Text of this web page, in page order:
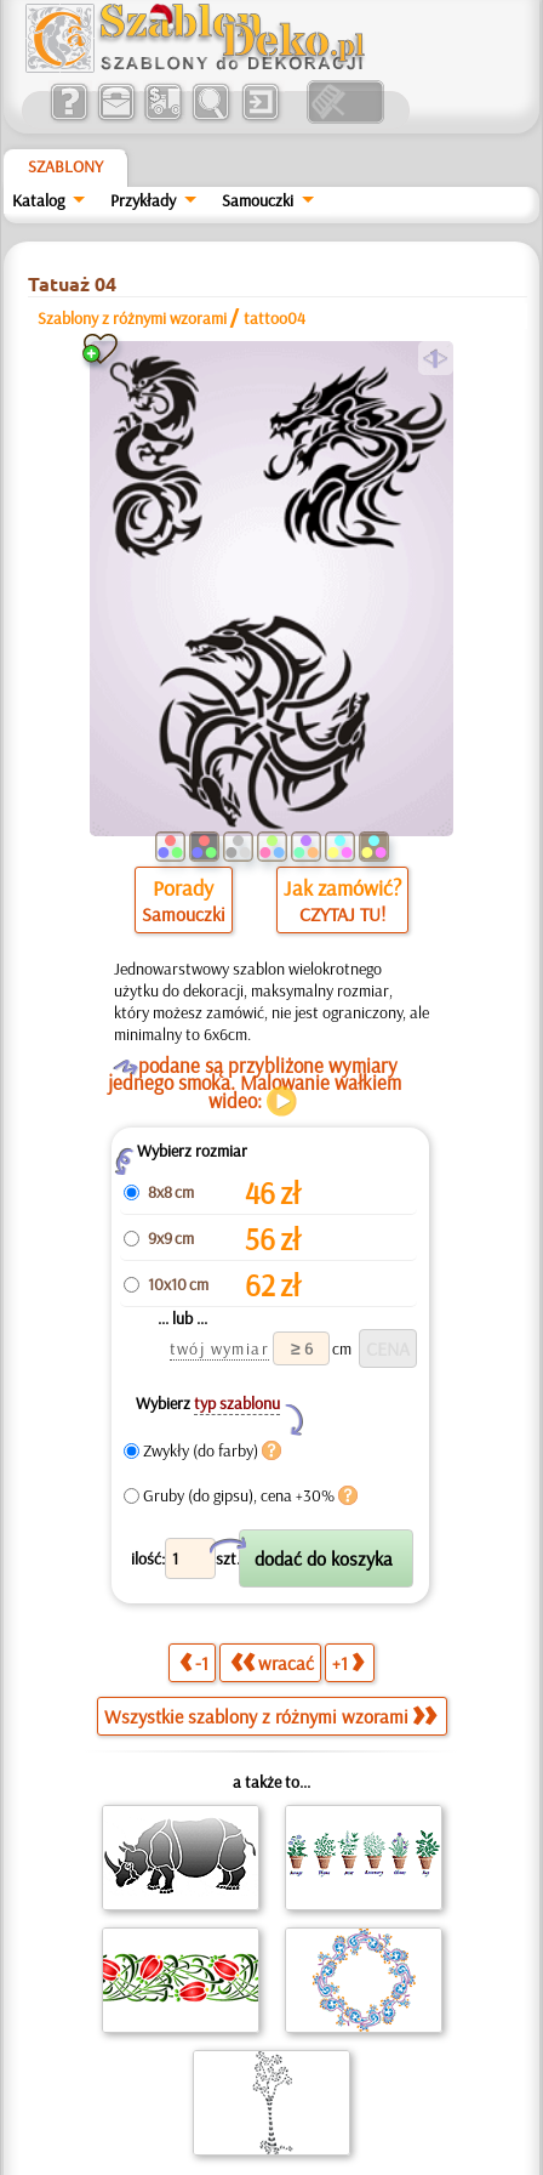
SZABLONY
Katalog
Przykłady Samouczki
Tatuaż 04
Szablony z różnymi wzorami /tattoo04
a
Porady
Samouczki
Jak zamówić?
CZYTAJ TU!
Jednowarstwowy szablon wielokrotnego
użytku do dekoracji, maksymalny rozmiar,
który możesz zamówić, nie jest ograniczony, ale
minimalny to 6x6cm.
Opodane są przybliżone wymiary
jednego smoka. Malowanie wałkiem
wideo:
ZWybierz rozmiar
8x8 cm
46zł
9x9 cm 56zł
10x10 cm 62zł
... lub ...
twój wymiar
cm
Wybierztyp szablonu
Y
Zwykły (do farby)
Gruby (do gipsu), cena +30%
ilość: szt.
X
-1 wracać +1
Wszystkie szablony z różnymi wzorami
a także to...